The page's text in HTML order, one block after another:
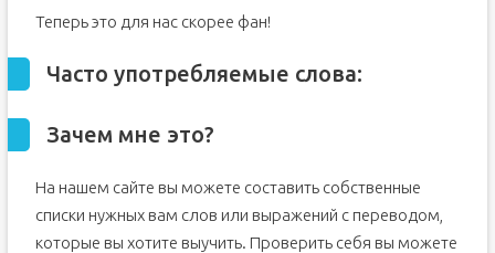
Теперь это для нас скорее фан!
Часто употребляемые слова:
Зачем мне это?
На нашем сайте вы можете составить собственные
списки нужных вам слов или выражений с переводом,
которые вы хотите выучить. Проверить себя вы можете